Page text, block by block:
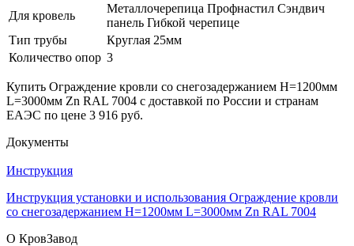
Для кровель
Металлочерепица Профнастил Сэндвич
панель Гибкой черепице
Тип трубы
Круглая 25мм
Количество опор 3
Купить Ограждение кровли со снегозадержанием H=1200мм
L=3000мм Zn RAL 7004 с доставкой по России и странам
ЕАЭС по цене 3 916 руб.
Документы
Инструкция
Инструкция установки и использования Ограждение кровли
со снегозадержанием H=1200мм L=3000мм Zn RAL 7004
О КровЗавод